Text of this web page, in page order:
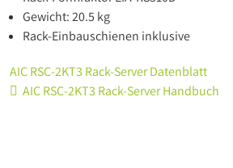
Gewicht: 20.5 kg
Rack-Einbauschienen inklusive
AIC RSC-2KT3 Rack-Server Datenblatt
 AIC RSC-2KT3 Rack-Server Handbuch